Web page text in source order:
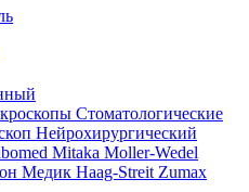
Стоматологические
Нейрохирургический
Mitaka Moller-Wedel
Медик Haag-Streit Zumax